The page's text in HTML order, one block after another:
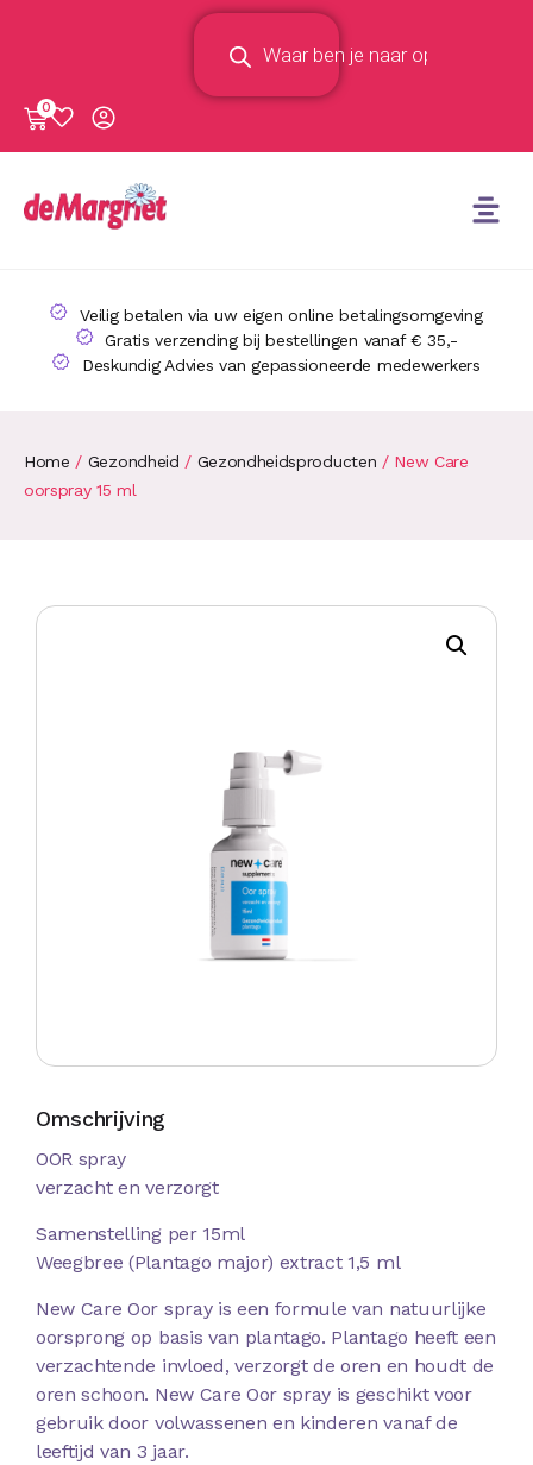
0
Veilig betalen via uw eigen online betalingsomgeving
Gratis verzending bij bestellingen vanaf € 35,-
Deskundig Advies van gepassioneerde medewerkers
Home / Gezondheid / Gezondheidsproducten / New Care
oorspray 15 ml
Omschrijving
OOR spray
verzacht en verzorgt
Samenstelling per 15ml
Weegbree (Plantago major) extract 1,5 ml
New Care Oor spray is een formule van natuurlijke
oorsprong op basis van plantago. Plantago heeft een
verzachtende invloed, verzorgt de oren en houdt de
oren schoon. New Care Oor spray is geschikt voor
gebruik door volwassenen en kinderen vanaf de
leeftijd van 3 jaar.